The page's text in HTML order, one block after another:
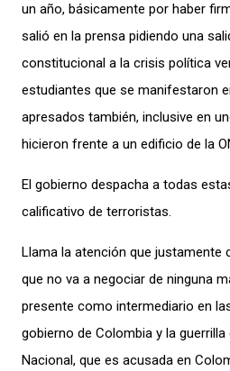
un año, básicamente por haber
salió en la prensa pidiendo una
constitucional a la crisis política
estudiantes que se manifestaron
apresados también, inclusive en
hicieron frente a un edificio de la
El gobierno despacha a todas
calificativo de terroristas.
Llama la atención que justamente
que no va a negociar de ninguna
presente como intermediario en
gobierno de Colombia y la
Nacional, que es acusada en